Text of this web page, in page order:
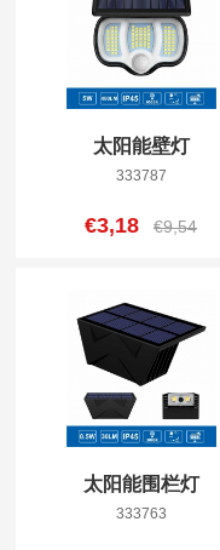
太阳能壁灯
333787
€3,18 €9,54
太阳能围栏灯
333763